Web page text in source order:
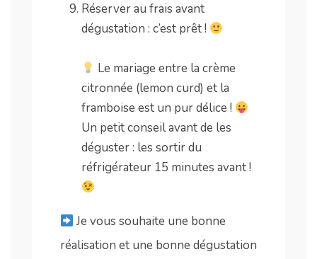
Réserver au frais avant
dégustation : c’est prêt !
Le mariage entre la crème
citronnée (lemon curd) et la
framboise est un pur délice !
Un petit conseil avant de les
déguster : les sortir du
réfrigérateur 15 minutes avant !
Je vous souhaite une bonne
réalisation et une bonne dégustation